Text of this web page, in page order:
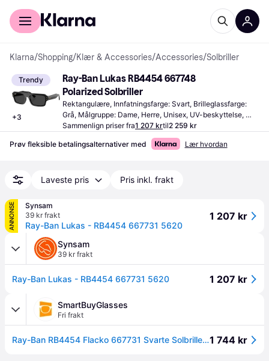
For kunder
Klarna/Shopping/Klær & Accessories/Accessories/Solbriller
Trendy
+3
Ray-Ban Lukas RB4454 667748
Polarized Solbriller
Rektangulære, Innfatningsfarge: Svart, Brilleglassfarge:
Grå, Målgruppe: Dame, Herre, Unisex, UV-beskyttelse,
Polariserte
Sammenlign priser fra1 207 krtil2 259 kr
Prøv fleksible betalingsalternativer med Lær hvordan
Laveste pris Pris inkl. frakt
ANNONSE
Synsam
39 kr frakt
Ray-Ban Lukas - RB4454 667731 5620
1 207 kr
Synsam
39 kr frakt
Ray-Ban Lukas - RB4454 667731 5620 1 207 kr
SmartBuyGlasses
Fri frakt
Ray-Ban RB4454 Flacko 667731 Svarte Solbriller Menn1 744 kr